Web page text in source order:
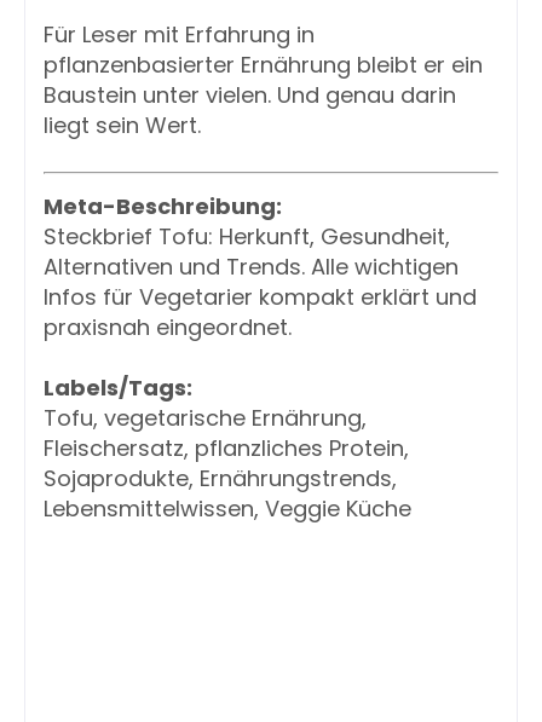
Für Leser mit Erfahrung in
pflanzenbasierter Ernährung bleibt er ein
Baustein unter vielen. Und genau darin
liegt sein Wert.
Meta-Beschreibung:
Steckbrief Tofu: Herkunft, Gesundheit,
Alternativen und Trends. Alle wichtigen
Infos für Vegetarier kompakt erklärt und
praxisnah eingeordnet.
Labels/Tags:
Tofu, vegetarische Ernährung,
Fleischersatz, pflanzliches Protein,
Sojaprodukte, Ernährungstrends,
Lebensmittelwissen, Veggie Küche